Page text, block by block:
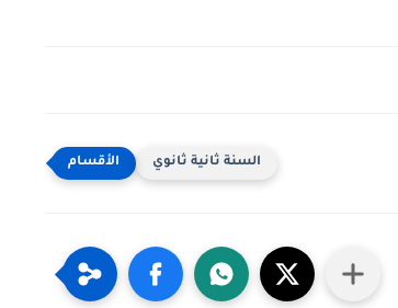
السنة ثانية ثانوي